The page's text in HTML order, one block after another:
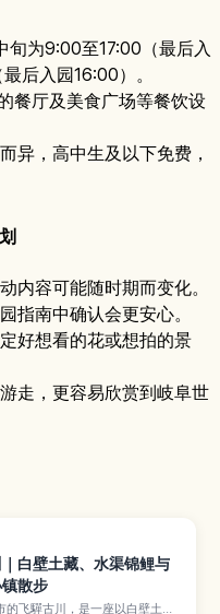
旬为9:00至17:00（最后入
后入园16:00）。
餐厅及美食广场等餐饮设
异，高中生及以下免费，
内容可能随时期而变化。
指南中确认会更安心。
好想看的花或想拍的景
走，更容易欣赏到岐阜世
白壁土藏、水渠锦鲤与
散步
的飞驒古川，是一座以白壁土